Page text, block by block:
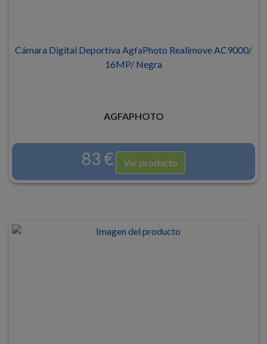
Cámara Digital Deportiva AgfaPhoto Realimove AC9000/
16MP/ Negra
AGFAPHOTO
83 € Ver producto